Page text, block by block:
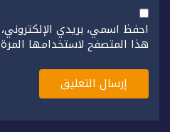
احفظ اسمي، بريدي
هذا المتصفح لاستخدامها